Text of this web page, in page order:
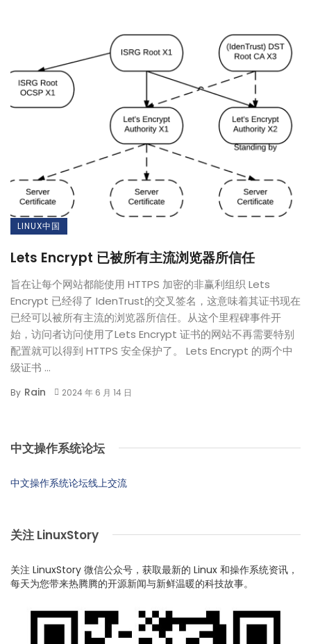
LINUX中国
Lets Encrypt 已被所有主流浏览器所信任
旨在让每个网站都能使用 HTTPS 加密的非赢利组织 Lets
Encrypt 已经得了 IdenTrust的交叉签名，这意味着其证书现在
已经可以被所有主流的浏览器所信任。从这个里程碑事件开
始，访问者访问使用了Lets Encrypt 证书的网站不再需要特别
配置就可以得到 HTTPS 安全保护了。 Lets Encrypt 的两个中
级证书 ...
By Rain 2024 年 6 月 14 日
中文操作系统论坛
中文操作系统论坛线上交流
关注 LinuxStory
关注 LinuxStory 微信公众号，获取最新的 Linux 和操作系统资讯，
每天为您带来热腾腾的开源新闻与新鲜温暖的科技故事。